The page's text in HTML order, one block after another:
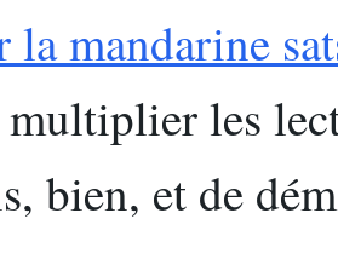
la mandarine
les
bien, et de